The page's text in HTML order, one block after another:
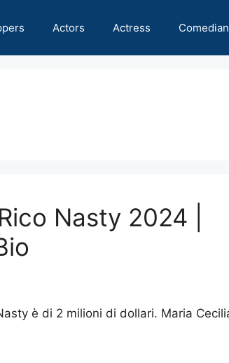
Actors Actress
Nasty 2024 |
è di 2 milioni di dollari. Maria